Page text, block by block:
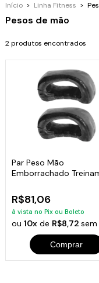
Início > Linha Fitness >
Pesos de mão
2 produtos encontrados
Par Peso Mão
Emborrachado
R$81,06
à vista no Pix ou Boleto
ou10x de R$8,72sem
Comprar